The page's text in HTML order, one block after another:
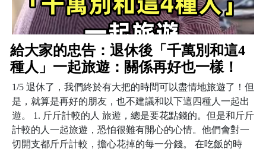
給大家的忠告：退休後「千萬別和這4
種人」一起旅遊：關係再好也一樣！
1/5 退休了，我們終於有大把的時間可以盡情地旅遊了！但
是，就算是再好的朋友，也不建議和以下這四種人一起出
遊。 1. 斤斤計較的人 旅遊，總是要花點錢的。但是和斤斤
計較的人一起旅遊，恐怕很難有開心的心情。他們會對一
切開支都斤斤計較，擔心花掉的每一分錢。 在吃飯的時